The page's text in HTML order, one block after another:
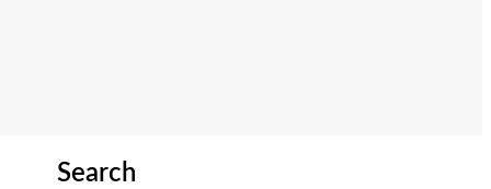
Search